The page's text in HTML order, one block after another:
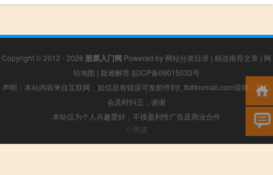
Copyright © 2012 - 2026 股票入门网 Powered by 网站分类目录 | 精选推荐文章 | 网
站地图 | 疑难解答 皖ICP备09015033号
声明：本站内容来自互联网，如信息有错误可发邮件到f_fb#foxmail.com说明，我们
会及时纠正，谢谢
本站仅为个人兴趣爱好，不接盈利性广告及商业合作
小男孩